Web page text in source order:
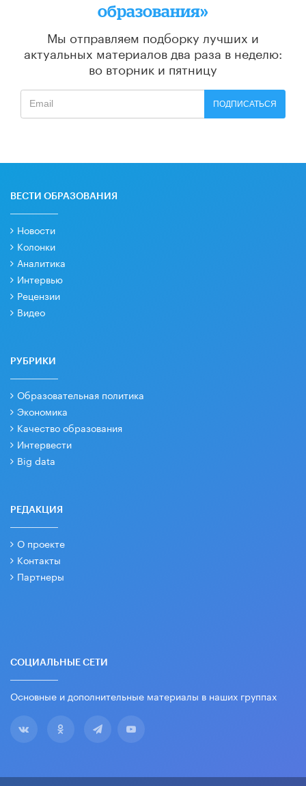
образования»
Мы отправляем подборку лучших и
актуальных материалов два раза в неделю:
во вторник и пятницу
ПОДПИСАТЬСЯ
ВЕСТИ ОБРАЗОВАНИЯ
Новости
Колонки
Аналитика
Интервью
Рецензии
Видео
РУБРИКИ
Образовательная политика
Экономика
Качество образования
Интервести
Big data
РЕДАКЦИЯ
О проекте
Контакты
Партнеры
СОЦИАЛЬНЫЕ СЕТИ
Основные и дополнительные материалы в наших группах